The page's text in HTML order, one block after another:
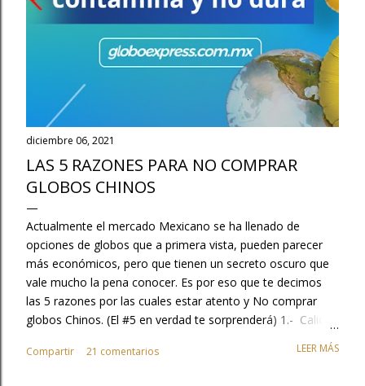
diciembre 06, 2021
LAS 5 RAZONES PARA NO COMPRAR
GLOBOS CHINOS
Actualmente el mercado Mexicano se ha llenado de
opciones de globos que a primera vista, pueden parecer
más económicos, pero que tienen un secreto oscuro que
vale mucho la pena conocer. Es por eso que te decimos
las 5 razones por las cuales estar atento y No comprar
globos Chinos. (El #5 en verdad te sorprenderá) 1.- Calidad
es excelente no dejes que se opaque con la mala calidad
Compartir 21 comentarios LEER MÁS